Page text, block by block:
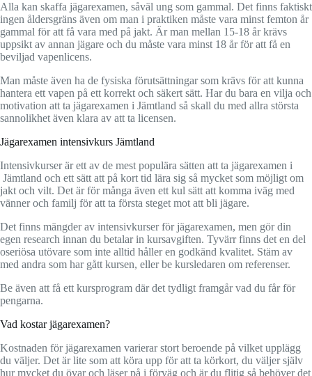
Alla kan skaffa jägarexamen, såväl ung som gammal. Det finns faktiskt
ingen åldersgräns även om man i praktiken måste vara minst femton år
gammal för att få vara med på jakt. Är man mellan 15-18 år krävs
uppsikt av annan jägare och du måste vara minst 18 år för att få en
beviljad vapenlicens.
Man måste även ha de fysiska förutsättningar som krävs för att kunna
hantera ett vapen på ett korrekt och säkert sätt. Har du bara en vilja och
motivation att ta jägarexamen i Jämtland så skall du med allra största
sannolikhet även klara av att ta licensen.
Jägarexamen intensivkurs Jämtland
Intensivkurser är ett av de mest populära sätten att ta jägarexamen i
Jämtland och ett sätt att på kort tid lära sig så mycket som möjligt om
jakt och vilt. Det är för många även ett kul sätt att komma iväg med
vänner och familj för att ta första steget mot att bli jägare.
Det finns mängder av intensivkurser för jägarexamen, men gör din
egen research innan du betalar in kursavgiften. Tyvärr finns det en del
oseriösa utövare som inte alltid håller en godkänd kvalitet. Stäm av
med andra som har gått kursen, eller be kursledaren om referenser.
Be även att få ett kursprogram där det tydligt framgår vad du får för
pengarna.
Vad kostar jägarexamen?
Kostnaden för jägarexamen varierar stort beroende på vilket upplägg
du väljer. Det är lite som att köra upp för att ta körkort, du väljer själv
hur mycket du övar och läser på i förväg och är du flitig så behöver det